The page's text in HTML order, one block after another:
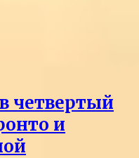
четвертый
и